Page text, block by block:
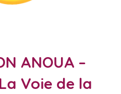
ANOUA –
Voie de la